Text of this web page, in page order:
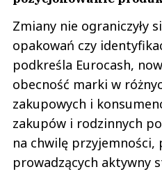
Zmiany nie ograniczyły
opakowań czy
podkreśla Eurocash,
obecność marki w
zakupowych i
zakupów i rodzinnych
na chwilę
prowadzących aktywny